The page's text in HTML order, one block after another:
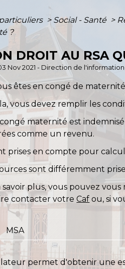
> Social - Santé >
?
DROIT AU RSA
Nov 2021 - Direction de
êtes en congé de
vous devez remplir les
maternité est
comme un revenu.
prises en compte pour
sont différemment
savoir plus, vous pouvez
contacter votreCaf ou, si
MSA
permet d'obtenir une